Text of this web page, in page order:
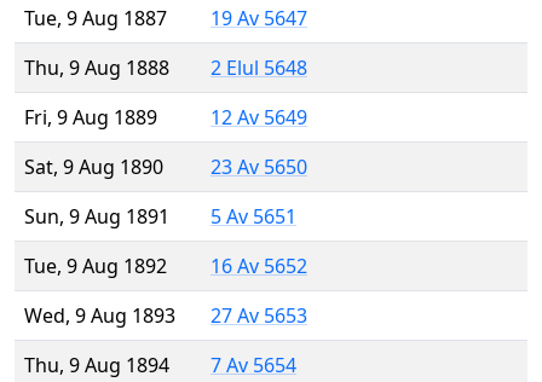
Tue, 9 Aug 1887
19 Av 5647
Thu, 9 Aug 1888
2 Elul 5648
Fri, 9 Aug 1889
12 Av 5649
Sat, 9 Aug 1890
23 Av 5650
Sun, 9 Aug 1891
5 Av 5651
Tue, 9 Aug 1892
16 Av 5652
Wed, 9 Aug 1893
27 Av 5653
Thu, 9 Aug 1894
7 Av 5654